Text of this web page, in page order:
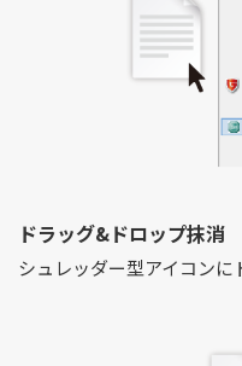
ドラッグ&ドロップ抹消
シュレッダー型アイコン